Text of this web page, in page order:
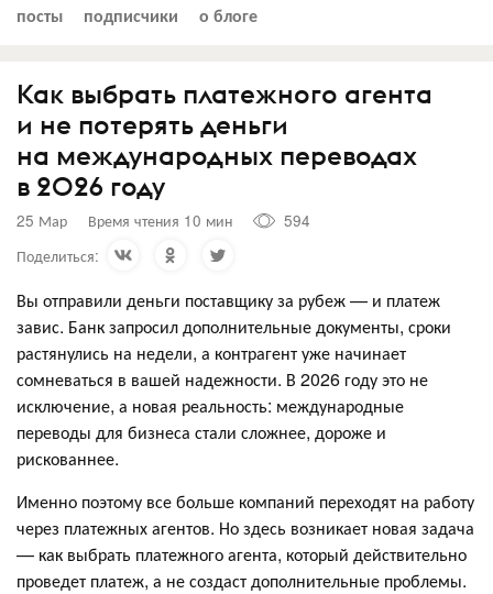
посты подписчики о блоге
Как выбрать платежного агента
и не потерять деньги
на международных переводах
в 2026 году
25 Мар Время чтения 10 мин
594
Поделиться:
Вы отправили деньги поставщику за рубеж — и платеж
завис. Банк запросил дополнительные документы, сроки
растянулись на недели, а контрагент уже начинает
сомневаться в вашей надежности. В 2026 году это не
исключение, а новая реальность: международные
переводы для бизнеса стали сложнее, дороже и
рискованнее.
Именно поэтому все больше компаний переходят на работу
через платежных агентов. Но здесь возникает новая задача
— как выбрать платежного агента, который действительно
проведет платеж, а не создаст дополнительные проблемы.